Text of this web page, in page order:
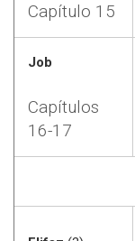
Capítulo 15
Job
Capítulos
16-17